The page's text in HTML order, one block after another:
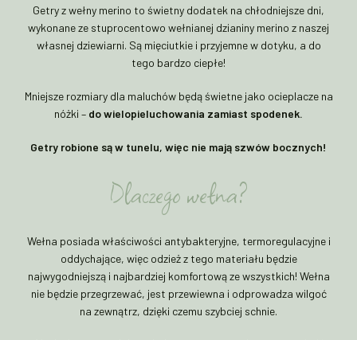
Getry z wełny merino to świetny dodatek na chłodniejsze dni,
wykonane ze stuprocentowo wełnianej dzianiny merino z naszej
własnej dziewiarni. Są mięciutkie i przyjemne w dotyku, a do
tego bardzo ciepłe!
Mniejsze rozmiary dla maluchów będą świetne jako ocieplacze na
nóżki – do wielopieluchowania zamiast spodenek.
Getry robione są w tunelu, więc nie mają szwów bocznych!
Dlaczego wełna?
Wełna posiada właściwości antybakteryjne, termoregulacyjne i
oddychające, więc odzież z tego materiału będzie
najwygodniejszą i najbardziej komfortową ze wszystkich! Wełna
nie będzie przegrzewać, jest przewiewna i odprowadza wilgoć
na zewnątrz, dzięki czemu szybciej schnie.